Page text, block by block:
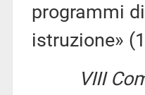
programmi
istruzione»
VIII